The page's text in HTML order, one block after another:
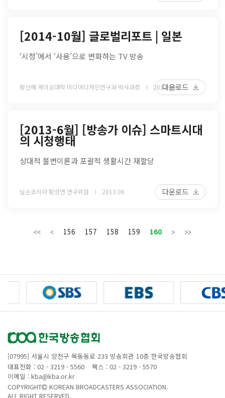
[2014-10월] 글로벌리포트 | 일본
‘시청’에서 ‘사용’으로 변화하는 TV 방송
황선혜 게이오대학 미디어디자인연구과 박사과정 2014 10
다운로드
[2013-6월] [방송가 이슈] 스마트시대
의 시청행태
상대적 불변이론과 포괄적 생활시간 재할당
닐슨코리아 황성연 연구위원 2013 06 다운로드
156 157 158 159 160
[07995] 서울시 양천구 목동동로 233 방송회관 10층 한국방송협회
대표전화 : 02 - 3219 - 5560
팩스 : 02 - 3219 - 5570
이메일 : kba@kba.or.kr
COPYRIGHT
KOREAN BROADCASTERS ASSOCIATION.
ALL RIGHT RESERVED.